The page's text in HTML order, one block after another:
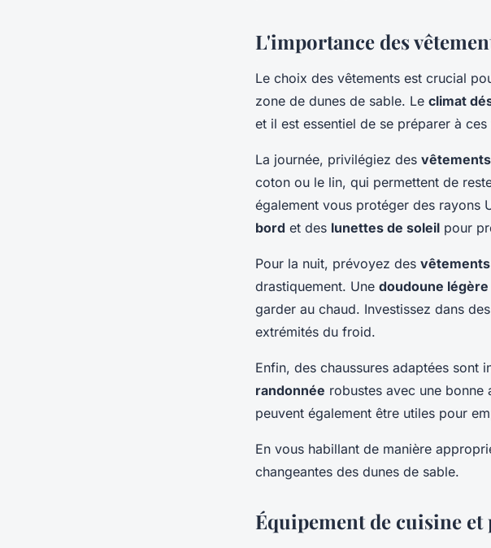
L'importance des
Le choix des vêtements est crucial
zone de dunes de sable. Le climat
et il est essentiel de se préparer à
La journée, privilégiez des
coton ou le lin, qui permettent de
également vous protéger des rayons
bord et des lunettes de soleil pour
Pour la nuit, prévoyez des
drastiquement. Une doudoune légère
garder au chaud. Investissez dans des
extrémités du froid.
Enfin, des chaussures adaptées sont
randonnée robustes avec une bonne
peuvent également être utiles pour
En vous habillant de manière
changeantes des dunes de sable.
Équipement de cuisine